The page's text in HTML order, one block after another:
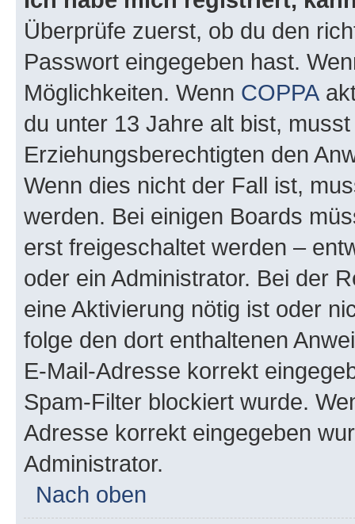
Überprüfe zuerst, ob du den
Passwort eingegeben hast.
Möglichkeiten. Wenn COPPA
du unter 13 Jahre alt bist,
Erziehungsberechtigten den
Wenn dies nicht der Fall ist,
werden. Bei einigen Boards
erst freigeschaltet werden –
oder ein Administrator. Bei der
eine Aktivierung nötig ist oder
folge den dort enthaltenen
E-Mail-Adresse korrekt
Spam-Filter blockiert wurde.
Adresse korrekt eingegeben
Administrator.
Nach oben